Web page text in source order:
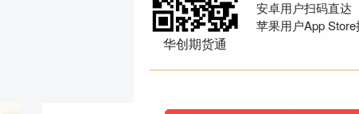
华创期货通
安卓用户扫码直达
苹果用户App
证金调整为16%，涨跌停板幅度调整为9%
7、pb2608合约保证金调整为22%，pb2609合约保证金调整为
证金调整为16%，涨跌停板幅度调整为9%